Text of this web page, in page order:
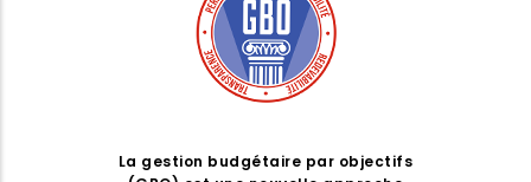
La gestion budgétaire par objectifs